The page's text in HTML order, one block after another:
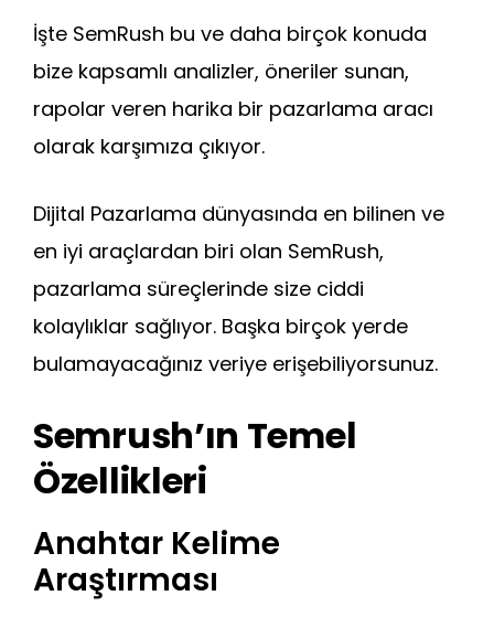
İşte SemRush bu ve daha birçok konuda
bize kapsamlı analizler, öneriler sunan,
rapolar veren harika bir pazarlama aracı
olarak karşımıza çıkıyor.
Dijital Pazarlama dünyasında en bilinen ve
en iyi araçlardan biri olan SemRush,
pazarlama süreçlerinde size ciddi
kolaylıklar sağlıyor. Başka birçok yerde
bulamayacağınız veriye erişebiliyorsunuz.
Semrush’ın Temel
Özellikleri
Anahtar Kelime
Araştırması